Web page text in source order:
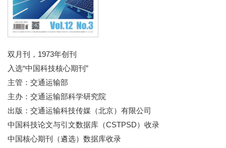
双月刊，1973年创刊
入选“中国科技核心期刊”
主管：交通运输部
主办：交通运输部科学研究院
出版：交通运输科技传媒（北京）有限公司
中国科技论文与引文数据库（CSTPSD）收录
中国核心期刊（遴选）数据库收录